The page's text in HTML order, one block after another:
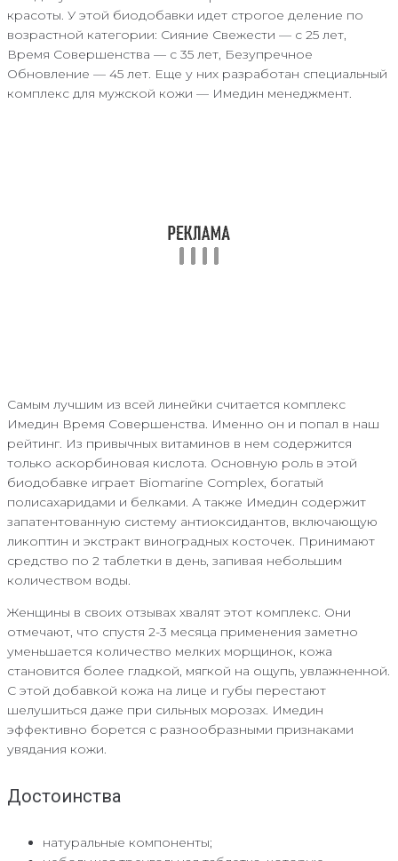
красоты. У этой биодобавки идет строгое деление по
возрастной категории: Сияние Свежести — с 25 лет,
Время Совершенства — с 35 лет, Безупречное
Обновление — 45 лет. Еще у них разработан специальный
комплекс для мужской кожи — Имедин менеджмент.
Самым лучшим из всей линейки считается комплекс
Имедин Время Совершенства. Именно он и попал в наш
рейтинг. Из привычных витаминов в нем содержится
только аскорбиновая кислота. Основную роль в этой
биодобавке играет Biomarine Complex, богатый
полисахаридами и белками. А также Имедин содержит
запатентованную систему антиоксидантов, включающую
ликоптин и экстракт виноградных косточек. Принимают
средство по 2 таблетки в день, запивая небольшим
количеством воды.
Женщины в своих отзывах хвалят этот комплекс. Они
отмечают, что спустя 2-3 месяца применения заметно
уменьшается количество мелких морщинок, кожа
становится более гладкой, мягкой на ощупь, увлажненной.
С этой добавкой кожа на лице и губы перестают
шелушиться даже при сильных морозах. Имедин
эффективно борется с разнообразными признаками
увядания кожи.
Достоинства
натуральные компоненты;